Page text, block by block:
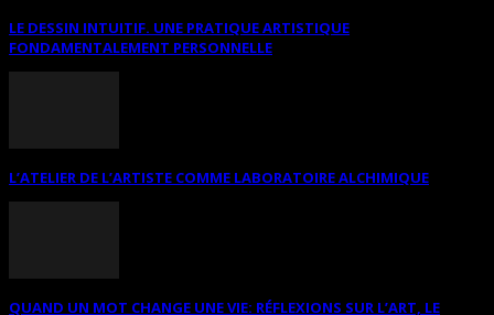
LE DESSIN INTUITIF. UNE PRATIQUE ARTISTIQUE
FONDAMENTALEMENT PERSONNELLE
L’ATELIER DE L’ARTISTE COMME LABORATOIRE ALCHIMIQUE
QUAND UN MOT CHANGE UNE VIE: RÉFLEXIONS SUR L’ART, LE